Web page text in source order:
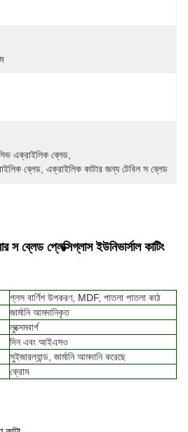
এক্রাইলিক ব্লেড
ব্লেড এক্রাইলিক কাটার জন্য টেবিল স ব্লেড
প্লেক্সিগ্লাস ইউনিভার্সাল কাটিং
গ্লস বার্ণিশ উপকরণ, MDF, পাতলা পাতলা কাঠ
জার্মানি আমদানিকৃত
লুক্সেমবার্গ
দিন এবং আইএসও
সুইজারল্যান্ড, জার্মানি আমদানি করেছে
ক্রোম